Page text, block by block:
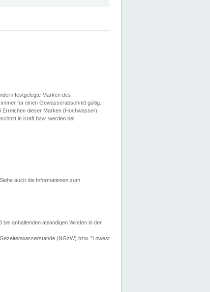
festgelegte Marken des
für einen Gewässerabschnitt gültig.
Erreichen dieser Marken (Hochwasser)
in Kraft bzw. werden bei
. Siehe auch die Informationen zum
anhaltenden ablandigen Winden in der
(NGzW) bzw. "Lowest